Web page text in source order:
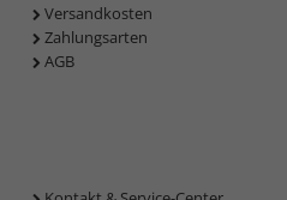
Versandkosten
Zahlungsarten
AGB